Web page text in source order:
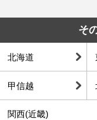
そ
北海道
甲信越
関西(近畿)